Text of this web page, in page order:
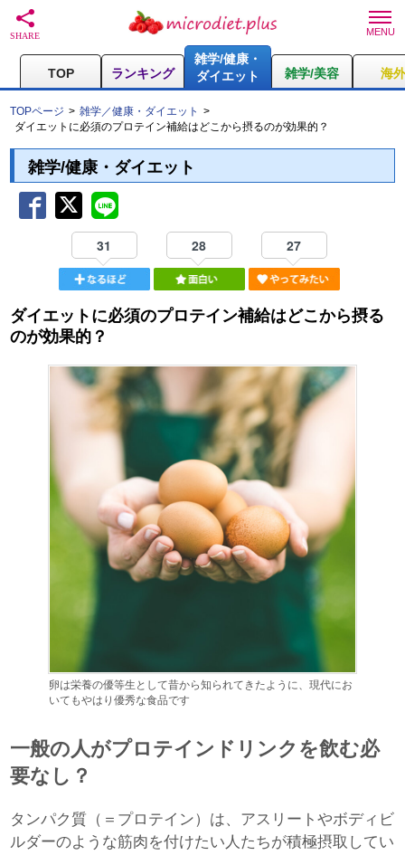
TOP ランキング
雑学/健康・
ダイエット
雑学/美容 海
TOPページ
雑学／健康・ダイエット
ダイエットに必須のプロテイン補給はどこから摂るのが効果的？
雑学/健康・ダイエット
31 28 27
ダイエットに必須のプロテイン補給はどこから摂る
のが効果的？
卵は栄養の優等生として昔から知られてきたように、現代にお
いてもやはり優秀な食品です
一般の人がプロテインドリンクを飲む必
要なし？
タンパク質（＝プロテイン）は、アスリートやボディビ
ルダーのような筋肉を付けたい人たちが積極摂取してい